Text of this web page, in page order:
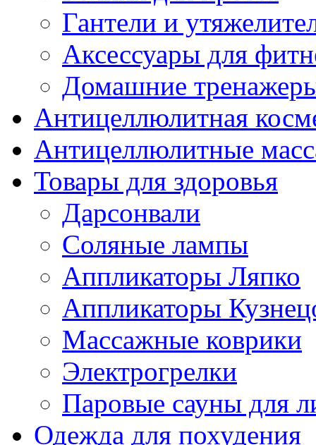
Гантели и
Аксессуары для
Домашние
Антицеллюлитная
Антицеллюлитные
Товары для здоровья
Дарсонвали
Соляные лампы
Аппликаторы Ляпко
Аппликаторы
Массажные коврики
Электрогрелки
Паровые сауны для
Одежда для похудения